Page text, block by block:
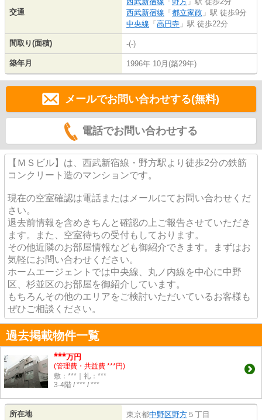
交通
西武新宿線 「 都立家政 」駅 徒歩9分
中央線 「 高円寺 」駅 徒歩22分
間取り(面積) -(-)
築年月 1996年 10月(築29年)
メールでお問い合わせする(無料)
電話でお問い合わせする
【ＭＳビル】は、西武新宿線・野方駅より徒歩2分の鉄筋
コンクリート造のマンションです。
現在の空室確認は電話またはメールにてお問い合わせくだ
さい。
退去前情報を含めきちんと確認の上ご報告させていただき
ます。また、空室待ちの受付もしております。
その他近隣のお部屋情報なども御紹介できます。まずはお
気軽にお問い合わせください。
ホームエージェントでは中央線、丸ノ内線を中心に中野
区、杉並区のお部屋を御紹介しています。
もちろんその他のエリアをご検討いただいているお客様も
ぜひご相談ください。
過去掲載物件一覧
***万円
(管理費・共益費 ***円)
敷：***｜礼：***
3-4階 / *** / ***
所在地 東京都中野区野方 ５丁目